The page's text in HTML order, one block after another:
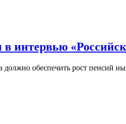
должно обеспечить рост пенсий